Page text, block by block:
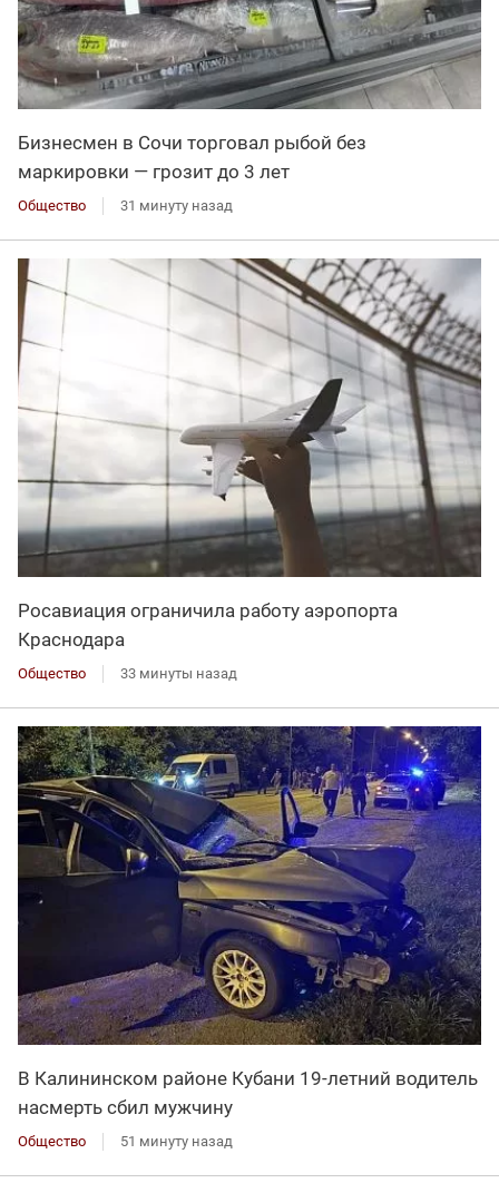
Бизнесмен в Сочи торговал рыбой без
маркировки — грозит до 3 лет
Общество 31 минуту назад
Росавиация ограничила работу аэропорта
Краснодара
Общество 33 минуты назад
В Калининском районе Кубани 19-летний водитель
насмерть сбил мужчину
Общество 51 минуту назад